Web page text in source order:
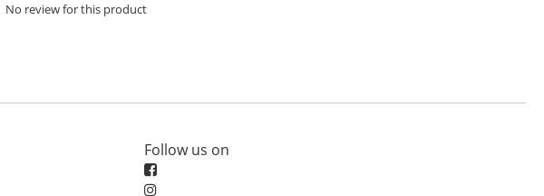
No review for this product
Follow us on